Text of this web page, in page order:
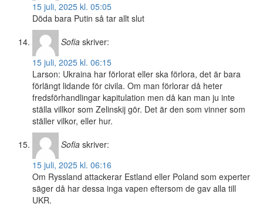
15 juli, 2025 kl. 05:05
Döda bara Putin så tar allt slut
Sofia skriver:
15 juli, 2025 kl. 06:15
Larson: Ukraina har förlorat eller ska förlora, det är bara
förlängt lidande för civila. Om man förlorar då heter
fredsförhandlingar kapitulation men då kan man ju inte
ställa villkor som Zelinskij gör. Det är den som vinner som
ställer vilkor, eller hur.
Sofia skriver:
15 juli, 2025 kl. 06:16
Om Ryssland attackerar Estland eller Poland som experter
säger då har dessa inga vapen eftersom de gav alla till
UKR.